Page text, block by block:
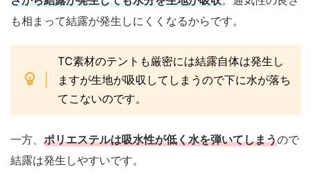
も相まって結露が発生しにくくなるからです。
TC素材のテントも厳密には結露自体は発生し
ますが生地が吸収してしまうので下に水が落ち
てこないのです。
一方、 ポリエステルは吸水性が低く水を弾いてしまうので
結露は発生しやすいです。